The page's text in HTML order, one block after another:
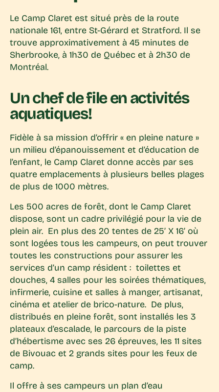
Le Camp Claret est situé près de la route
nationale 161, entre St-Gérard et Stratford. Il se
trouve approximativement à 45 minutes de
Sherbrooke, à 1h30 de Québec et à 2h30 de
Montréal.
Un chef de file en activités
aquatiques!
Fidèle à sa mission d’offrir « en pleine nature »
un milieu d’épanouissement et d’éducation de
l’enfant, le Camp Claret donne accès par ses
quatre emplacements à plusieurs belles plages
de plus de 1000 mètres.
Les 500 acres de forêt, dont le Camp Claret
dispose, sont un cadre privilégié pour la vie de
plein air. En plus des 20 tentes de 25’ X 16’ où
sont logées tous les campeurs, on peut trouver
toutes les constructions pour assurer les
services d’un camp résident : toilettes et
douches, 4 salles pour les soirées thématiques,
infirmerie, cuisine et salles à manger, artisanat,
cinéma et atelier de brico-nature. De plus,
distribués en pleine forêt, sont installés les 3
plateaux d’escalade, le parcours de la piste
d’hébertisme avec ses 26 épreuves, les 11 sites
de Bivouac et 2 grands sites pour les feux de
camp.
Il offre à ses campeurs un plan d’eau